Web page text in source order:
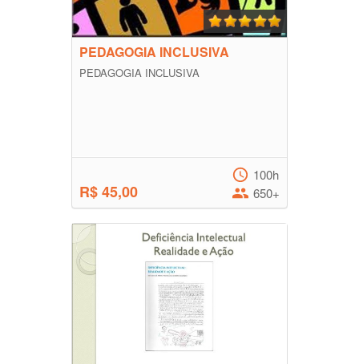
PEDAGOGIA INCLUSIVA
PEDAGOGIA INCLUSIVA
R$ 45,00
100h
650+